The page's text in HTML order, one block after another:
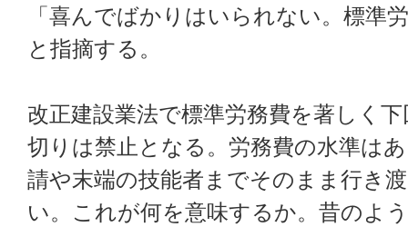
「喜んでばかりはいられない。標準
と指摘する。
改正建設業法で標準労務費を著しく
切りは禁止となる。労務費の水準は
請や末端の技能者までそのまま行き
い。これが何を意味するか。昔のよ